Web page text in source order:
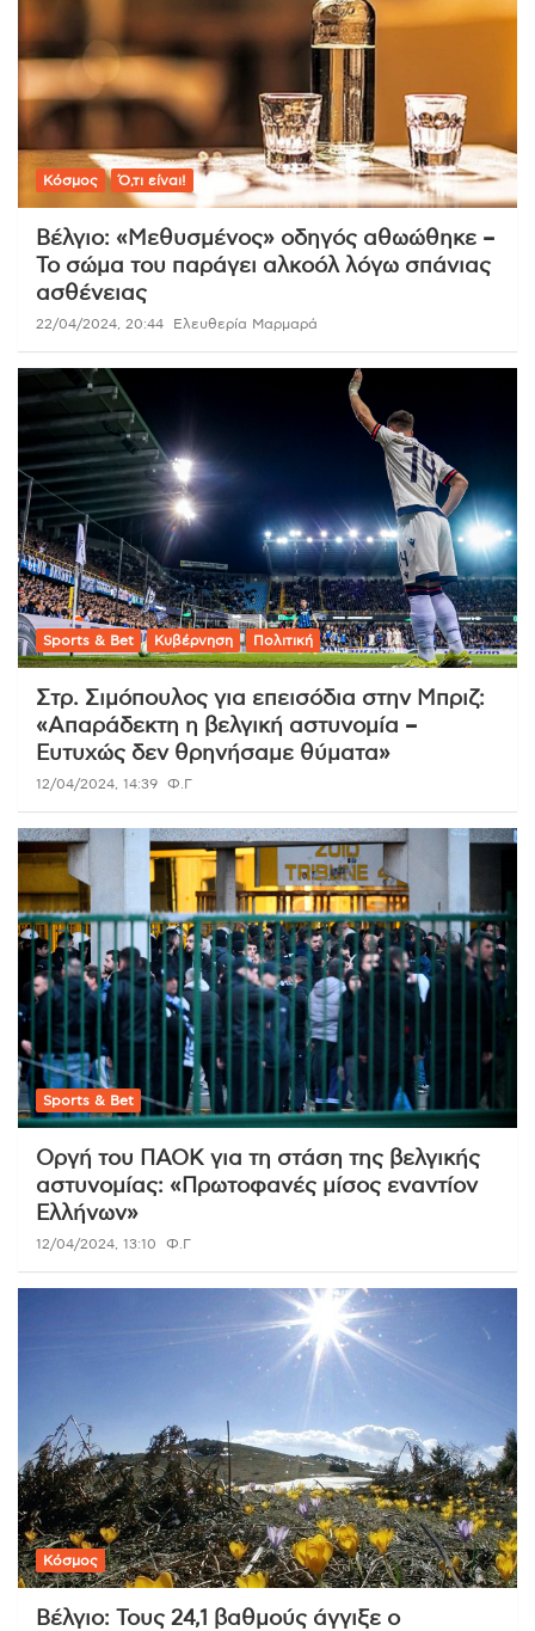
Κόσμος Ό,τι είναι!
Βέλγιο: «Μεθυσμένος» οδηγός αθωώθηκε –
Το σώμα του παράγει αλκοόλ λόγω σπάνιας
ασθένειας
22/04/2024, 20:44 Ελευθερία Μαρμαρά
Sports & Bet Κυβέρνηση Πολιτική
Στρ. Σιμόπουλος για επεισόδια στην Μπριζ:
«Απαράδεκτη η βελγική αστυνομία –
Ευτυχώς δεν θρηνήσαμε θύματα»
12/04/2024, 14:39 Φ.Γ
Sports & Bet
Οργή του ΠΑΟΚ για τη στάση της βελγικής
αστυνομίας: «Πρωτοφανές μίσος εναντίον
Ελλήνων»
12/04/2024, 13:10 Φ.Γ
Κόσμος
Βέλγιο: Τους 24,1 βαθμούς άγγιξε ο